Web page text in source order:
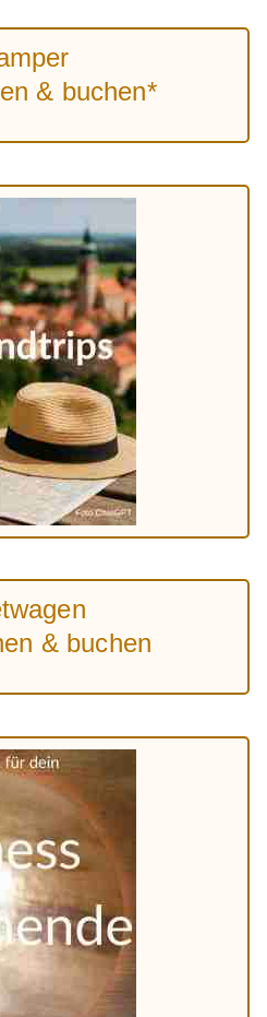
& buchen*
& buchen